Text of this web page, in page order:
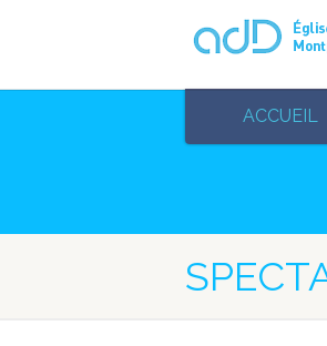
ACCUEIL